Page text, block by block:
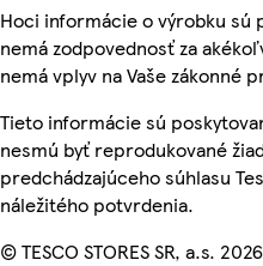
Hoci informácie o výrobku sú
nemá zodpovednosť za
nemá vplyv na Vaše zákonné
Tieto informácie sú
nesmú byť reprodukované
predchádzajúceho súhlasu
náležitého potvrdenia.
© TESCO STORES SR, a.s. 2026